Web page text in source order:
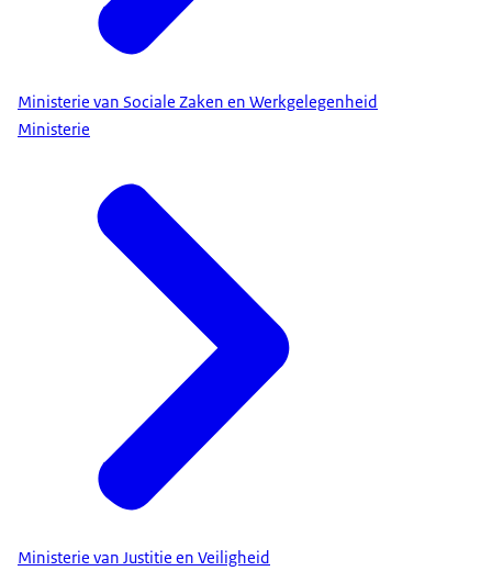
Ministerie van Sociale Zaken en Werkgelegenheid
Ministerie
Ministerie van Justitie en Veiligheid